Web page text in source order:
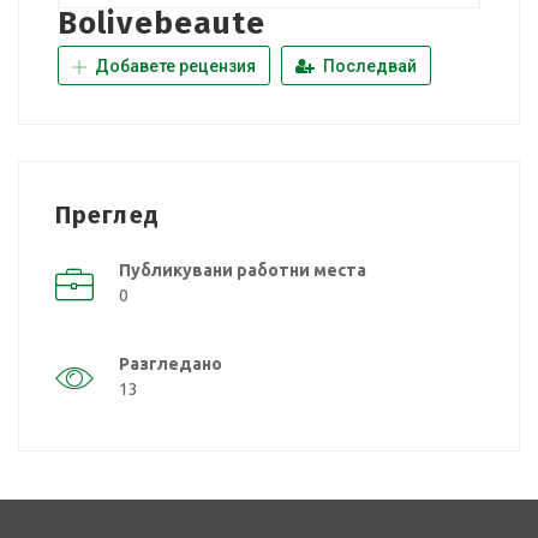
Bolivebeaute
Добавете рецензия Последвай
Преглед
Публикувани работни места
0
Разгледано
13